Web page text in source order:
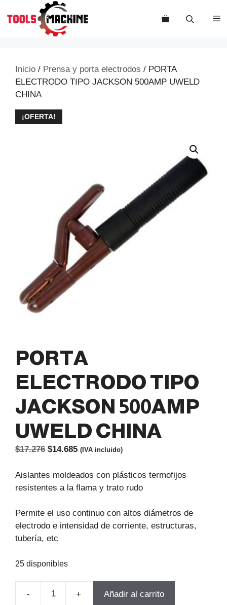
Inicio / Prensa y porta electrodos / PORTA
ELECTRODO TIPO JACKSON 500AMP UWELD
CHINA
¡OFERTA!
PORTA
ELECTRODO TIPO
JACKSON 500AMP
UWELD CHINA
$17.276 El
original
era:
$14.685El
actual
es:
(IVA incluido)
Aislantes moldeados con plásticos termofijos
resistentes a la flama y trato rudo
Permite el uso continuo con altos diámetros de
electrodo e intensidad de corriente, estructuras,
tubería, etc
25 disponibles
-
PORTA
+ Añadir al carrito